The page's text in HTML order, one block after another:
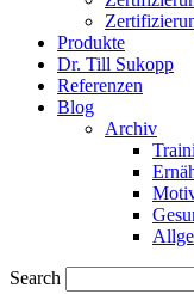
Produkte
Dr. Till Sukopp
Referenzen
Blog
Archiv
Search